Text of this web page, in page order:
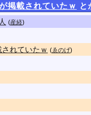
掲載されていたｗ と
(産経)
れていたｗ (ゑのげ)